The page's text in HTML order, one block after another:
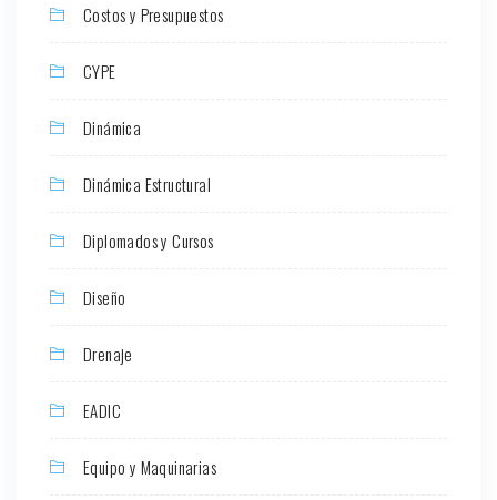
Costos y Presupuestos
CYPE
Dinámica
Dinámica Estructural
Diplomados y Cursos
Diseño
Drenaje
EADIC
Equipo y Maquinarias